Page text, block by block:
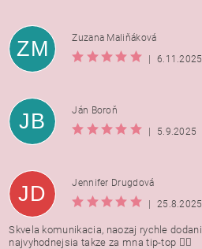
ZM
Zuzana Maliňáková
|
6.11.2025
JB
Ján Boroň
|
5.9.2025
JD
Jennifer Drugdová
|
25.8.2025
Skvela komunikacia, naozaj rychle
najvyhodnejsia takze za mna tip-top 👍🏻